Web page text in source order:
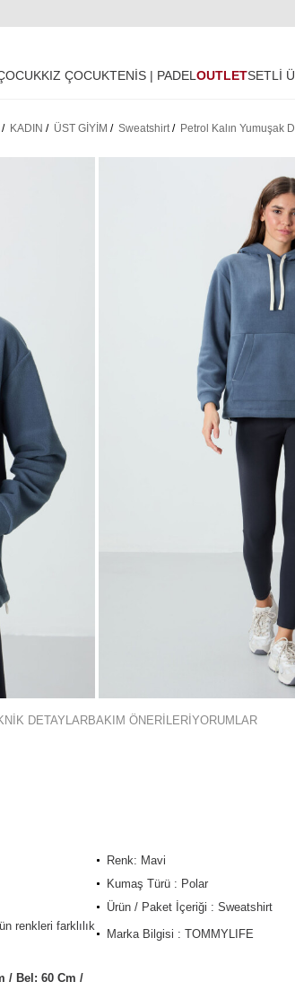
KIZ ÇOCUKTENİS | PADELOUTLETSETLİ
/ KADIN / ÜST GİYİM / Sweatshirt/ Petrol Kalın Yumuşak
DETAYLARBAKIM ÖNERİLERİ YORUMLAR
Renk: Mavi
Kumaş Türü : Polar
Ürün / Paket İçeriği : Sweatshirt
renkleri farklılık
Marka Bilgisi : TOMMYLIFE
/ Bel: 60 Cm /